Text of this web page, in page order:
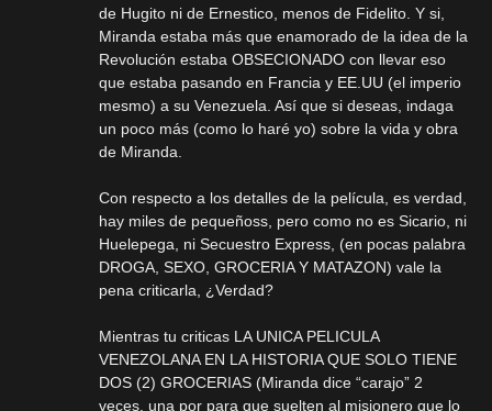
de Hugito ni de Ernestico, menos de Fidelito. Y si,
Miranda estaba más que enamorado de la idea de la
Revolución estaba OBSECIONADO con llevar eso
que estaba pasando en Francia y EE.UU (el imperio
mesmo) a su Venezuela. Así que si deseas, indaga
un poco más (como lo haré yo) sobre la vida y obra
de Miranda.
Con respecto a los detalles de la película, es verdad,
hay miles de pequeñoss, pero como no es Sicario, ni
Huelepega, ni Secuestro Express, (en pocas palabra
DROGA, SEXO, GROCERIA Y MATAZON) vale la
pena criticarla, ¿Verdad?
Mientras tu criticas LA UNICA PELICULA
VENEZOLANA EN LA HISTORIA QUE SOLO TIENE
DOS (2) GROCERIAS (Miranda dice “carajo” 2
veces, una por para que suelten al misionero que lo